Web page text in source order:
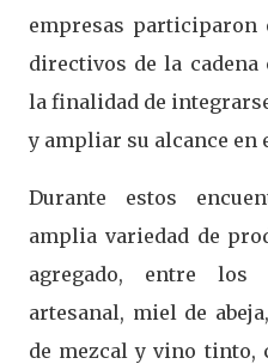
empresas participaron
directivos de la
la finalidad de
y ampliar su alcance en
Durante estos
amplia variedad de
agregado, entre los
artesanal, miel de
de mezcal y vino tinto,